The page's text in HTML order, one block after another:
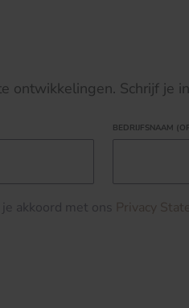
ontwikkelingen. Schrijf je
BEDRIJFSNAAM
akkoord met ons Privacy